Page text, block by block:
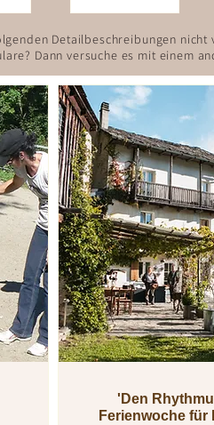
Detailbeschreibungen
Dann versuche es mit einem
'Den
Ferienwoche für